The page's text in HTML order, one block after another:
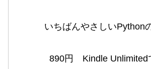
いちばんやさしいPython
890円　Kindle Unlimited